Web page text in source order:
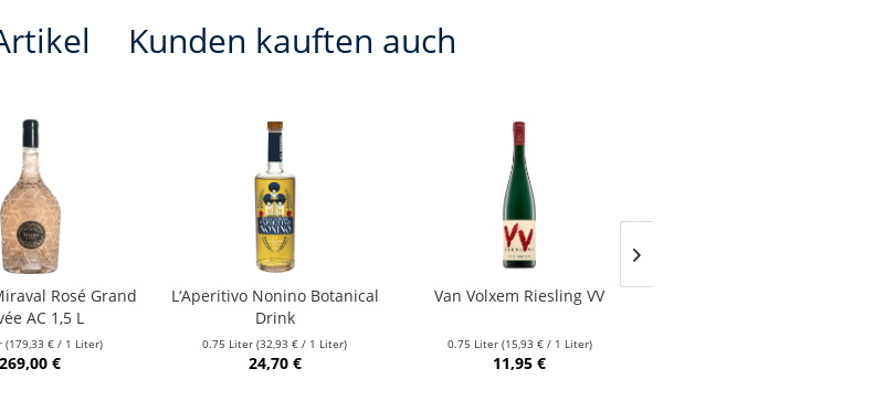
Kunden kauften auch
Rosé Grand
AC 1,5 L
(179,33 € / 1 Liter)
269,00 €
L‘Aperitivo Nonino Botanical
Drink
0.75 Liter(32,93 € / 1 Liter)
24,70 €
Van Volxem Riesling VV
0.75 Liter (15,93 € / 1 Liter)
11,95 €